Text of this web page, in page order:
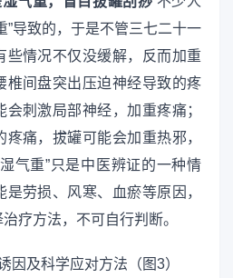
”导致的，于是不管三七二十一
些情况不仅没缓解，反而加重
椎间盘突出压迫神经导致的疼
刺激局部神经，加重疼痛；
痛，拔罐可能会加重热邪，
气重”只是中医辨证的一种情
劳损、风寒、血瘀等原因，
疗方法，不可自行判断。